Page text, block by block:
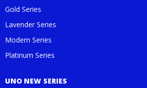
Gold Series
Lavender Series
Modern Series
Platinum Series
UNO NEW SERIES